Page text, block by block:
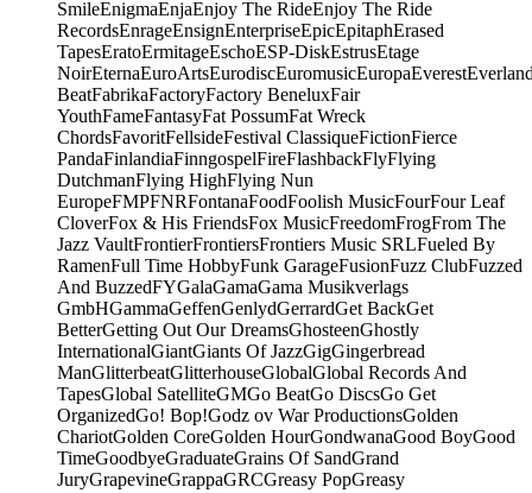
SmileEnigmaEnjaEnjoy The RideEnjoy The Ride
RecordsEnrageEnsignEnterpriseEpicEpitaphErased
TapesEratoErmitageEschoESP-DiskEstrusEtage
NoirEternaEuroArtsEurodiscEuromusicEuropaEverest
BeatFabrikaFactoryFactory BeneluxFair
YouthFameFantasyFat PossumFat Wreck
ChordsFavoritFellsideFestival ClassiqueFictionFierce
PandaFinlandiaFinngospelFireFlashbackFlyFlying
DutchmanFlying HighFlying Nun
EuropeFMPFNRFontanaFoodFoolish MusicFourFour Leaf
CloverFox & His FriendsFox MusicFreedomFrogFrom The
Jazz VaultFrontierFrontiersFrontiers Music SRLFueled By
RamenFull Time HobbyFunk GarageFusionFuzz ClubFuzzed
And BuzzedFYGalaGamaGama Musikverlags
GmbHGammaGeffenGenlydGerrardGet BackGet
BetterGetting Out Our DreamsGhosteenGhostly
InternationalGiantGiants Of JazzGigGingerbread
ManGlitterbeatGlitterhouseGlobalGlobal Records And
TapesGlobal SatelliteGMGo BeatGo DiscsGo Get
OrganizedGo! Bop!Godz ov War ProductionsGolden
ChariotGolden CoreGolden HourGondwanaGood BoyGood
TimeGoodbyeGraduateGrains Of SandGrand
JuryGrapevineGrappaGRCGreasy PopGreasy